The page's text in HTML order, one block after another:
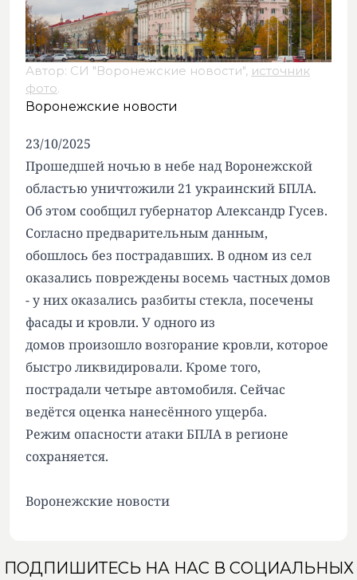
Автор: СИ "Воронежские новости", источник
фото.
Воронежские новости
23/10/2025
Прошедшей ночью в небе над Воронежской
областью уничтожили21 украинский БПЛА.
Об этом сообщил губернатор Александр Гусев.
Согласно предварительным данным,
обошлось без пострадавших. В одном из сел
оказались повреждены восемь частных домов
- у них оказались разбиты стекла, посечены
фасады и кровли. У одного из
домов произошло возгорание кровли, которое
быстро ликвидировали. Кроме того,
пострадали четыре автомобиля. Сейчас
ведётся оценка нанесённого ущерба.
Режим опасности атаки БПЛА в регионе
сохраняется.
Воронежские новости
ПОДПИШИТЕСЬ НА НАС В СОЦИАЛЬНЫХ